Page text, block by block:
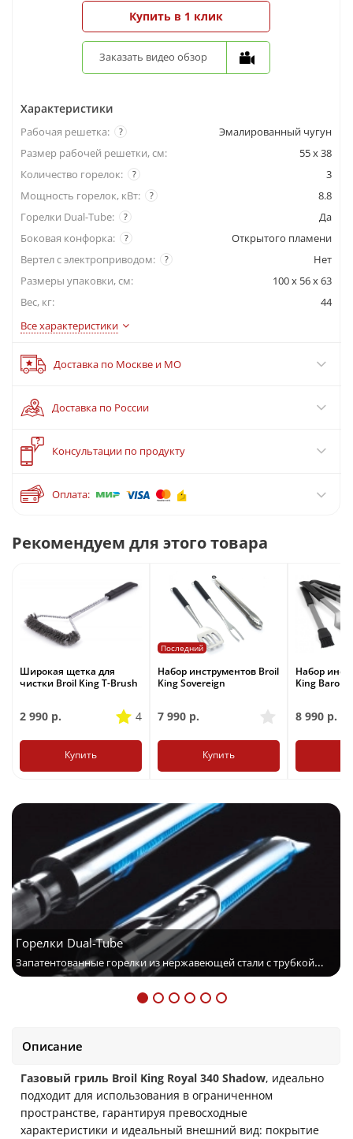
Купить в 1 клик
Заказать видео обзор
Характеристики
?
Рабочая решетка:
Эмалированный чугун
Размер рабочей решетки, см:
55 х 38
?
Количество горелок: 3
?
Мощность горелок, кВт: 8.8
?
Горелки Dual-Tube: Да
?
Боковая конфорка: Открытого пламени
?
Вертел с электроприводом:
Нет
Размеры упаковки, cм:
100 x 56 x 63
Вес, кг:
44
Все характеристики
Доставка по Москве и МО
?
Консультации по продукту
Доставка по России
Оплата:
Рекомендуем для этого товара
Широкая щетка для
чистки Broil King T-Brush
2 990 р. 4
Купить
Последний
Набор инструментов Broil
King Sovereign
7 990 р.
Купить
Набор
King Baron
8 990 р.
Горелки Dual-Tube
Запатентованные горелки из нержавеющей стали с трубкой
За счет формы и двух рядов отверстий для выхода газа (более
пламени и распределение температуры.
Описание
Газовый гриль Broil King Royal 340 Shadow, идеально
подходит для использования в ограниченном
пространстве, гарантируя превосходные
характеристики и идеальный внешний вид: покрытие